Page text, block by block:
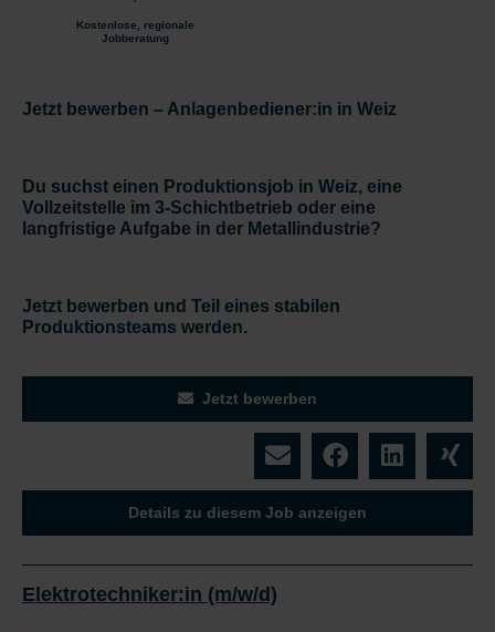
Kostenlose, regionale
Jobberatung
Jetzt bewerben – Anlagenbediener:in in Weiz
Du suchst einen Produktionsjob in Weiz, eine
Vollzeitstelle im 3-Schichtbetrieb oder eine
langfristige Aufgabe in der Metallindustrie?
Jetzt bewerben und Teil eines stabilen
Produktionsteams werden.
Jetzt bewerben
Details zu diesem Job anzeigen
Elektrotechniker:in (m/w/d)